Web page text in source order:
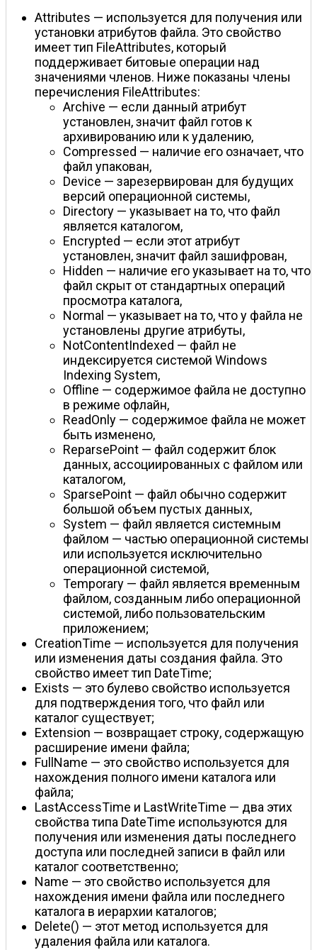
Attributes — используется для получения или
установки атрибутов файла. Это свойство
имеет тип FileAttributes, который
поддерживает битовые операции над
значениями членов. Ниже показаны члены
перечисления FileAttributes:
Archive — если данный атрибут
установлен, значит файл готов к
архивированию или к удалению,
Compressed — наличие его означает, что
файл упакован,
Device — зарезервирован для будущих
версий операционной системы,
Directory — указывает на то, что файл
является каталогом,
Encrypted — если этот атрибут
установлен, значит файл зашифрован,
Hidden — наличие его указывает на то, что
файл скрыт от стандартных операций
просмотра каталога,
Normal — указывает на то, что у файла не
установлены другие атрибуты,
NotContentIndexed — файл не
индексируется системой Windows
Indexing System,
Offline — содержимое файла не доступно
в режиме офлайн,
ReadOnly — содержимое файла не может
быть изменено,
ReparsePoint — файл содержит блок
данных, ассоциированных с файлом или
каталогом,
SparsePoint — файл обычно содержит
большой объем пустых данных,
System — файл является системным
файлом — частью операционной системы
или используется исключительно
операционной системой,
Temporary — файл является временным
файлом, созданным либо операционной
системой, либо пользовательским
приложением;
CreationTime — используется для получения
или изменения даты создания файла. Это
свойство имеет тип DateTime;
Exists — это булево свойство используется
для подтверждения того, что файл или
каталог существует;
Extension — возвращает строку, содержащую
расширение имени файла;
FullName — это свойство используется для
нахождения полного имени каталога или
файла;
LastAccessTime и LastWriteTime — два этих
свойства типа DateTime используются для
получения или изменения даты последнего
доступа или последней записи в файл или
каталог соответственно;
Name — это свойство используется для
нахождения имени файла или последнего
каталога в иерархии каталогов;
Delete() — этот метод используется для
удаления файла или каталога.